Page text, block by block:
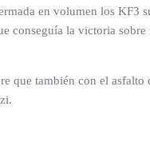
en volumen los
la victoria
que también con el